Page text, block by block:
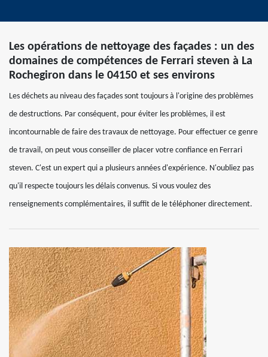
Les opérations de nettoyage des façades : un des
domaines de compétences de Ferrari steven à La
Rochegiron dans le 04150 et ses environs
Les déchets au niveau des façades sont toujours à l'origine des problèmes
de destructions. Par conséquent, pour éviter les problèmes, il est
incontournable de faire des travaux de nettoyage. Pour effectuer ce genre
de travail, on peut vous conseiller de placer votre confiance en Ferrari
steven. C'est un expert qui a plusieurs années d'expérience. N'oubliez pas
qu'il respecte toujours les délais convenus. Si vous voulez des
renseignements complémentaires, il suffit de le téléphoner directement.